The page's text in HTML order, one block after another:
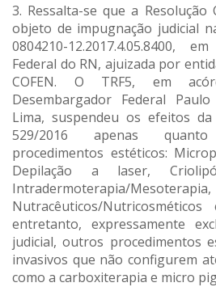
3. Ressalta-se que a Resolução
objeto de impugnação judicial
0804210-12.2017.4.05.8400,
Federal do RN, ajuizada por
COFEN. O TRF5, em
Desembargador Federal
Lima, suspendeu os efeitos da
529/2016 apenas
procedimentos estéticos:
Depilação a laser,
Intradermoterapia/
Nutracêuticos/
entretanto, expressamente
judicial, outros procedimentos
invasivos que não configurem
como a carboxiterapia e micro